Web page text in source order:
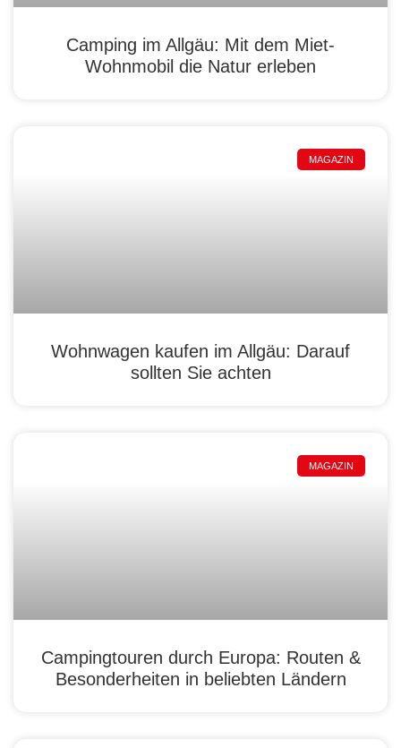
Camping im Allgäu: Mit dem Miet-
Wohnmobil die Natur erleben
MAGAZIN
Wohnwagen kaufen im Allgäu: Darauf
sollten Sie achten
MAGAZIN
Campingtouren durch Europa: Routen &
Besonderheiten in beliebten Ländern